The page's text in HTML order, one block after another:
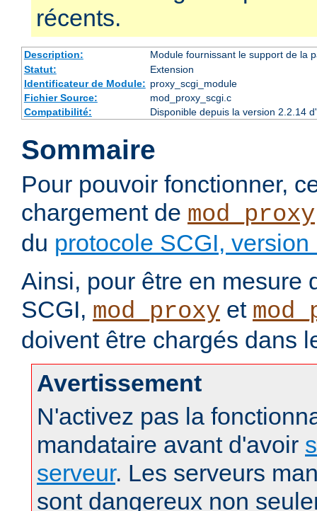
récents.
Description:
Module fournissant le support de la
Statut:
Extension
Identificateur de Module: proxy_scgi_module
Fichier Source:
mod_proxy_scgi.c
Compatibilité:
Disponible depuis la version 2.2.14
Sommaire
Pour pouvoir fonctionner,
chargement de mod_proxy
du protocole SCGI, version
Ainsi, pour être en mesure
SCGI, mod_proxy et
doivent être chargés dans
Avertissement
N'activez pas la
mandataire avant d'avoir
serveur. Les serveurs
sont dangereux non